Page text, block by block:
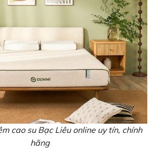
cao su Bạc Liêu online uy tín, chính
hãng